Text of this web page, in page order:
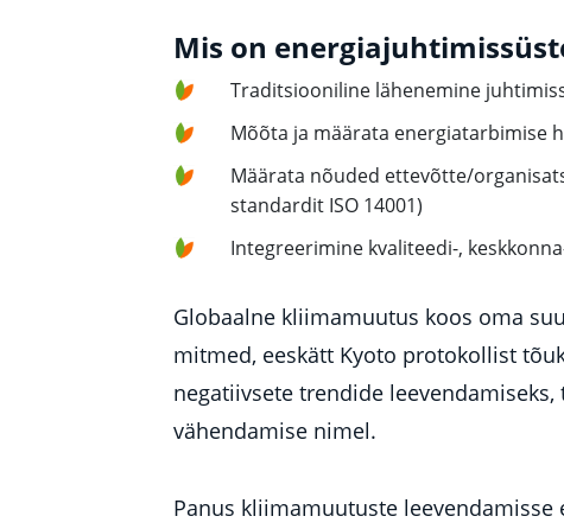
Mis on
Traditsiooniline lähenemine
Mõõta ja määrata energiatarbimise
Määrata nõuded ettevõtte/
standardit ISO 14001)
Integreerimine kvaliteedi-,
Globaalne kliimamuutus koos oma
mitmed, eeskätt Kyoto protokollist
negatiivsete trendide
vähendamise nimel.
Panus kliimamuutuste